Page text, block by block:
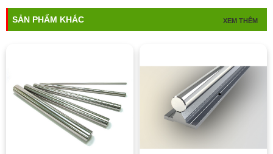
SẢN PHẨM KHÁC XEM THÊM